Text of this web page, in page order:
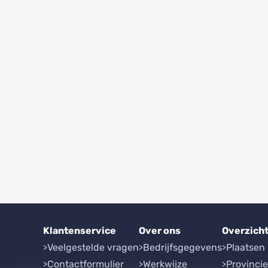
Klantenservice
Veelgestelde vragen
Contactformulier
Over ons
Bedrijfsgegevens
Werkwijze
Plaatsen